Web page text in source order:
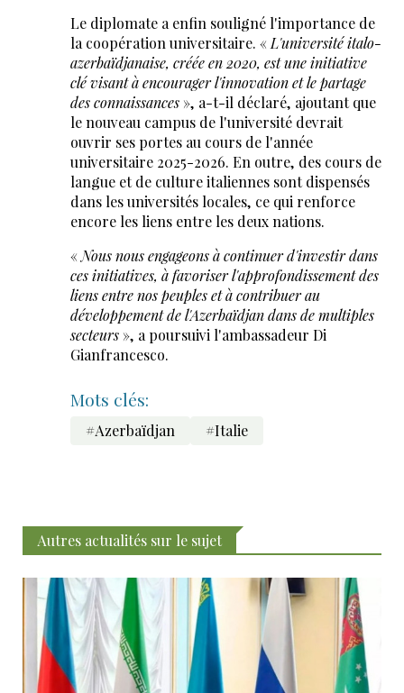
Le diplomate a enfin souligné l'importance de
la coopération universitaire. « L'université italo-
azerbaïdjanaise, créée en 2020, est une initiative
clé visant à encourager l'innovation et le partage
des connaissances», a-t-il déclaré, ajoutant que
le nouveau campus de l'université devrait
ouvrir ses portes au cours de l'année
universitaire 2025-2026. En outre, des cours de
langue et de culture italiennes sont dispensés
dans les universités locales, ce qui renforce
encore les liens entre les deux nations.
« Nous nous engageons à continuer d'investir dans
ces initiatives, à favoriser l'approfondissement des
liens entre nos peuples et à contribuer au
développement de l'Azerbaïdjan dans de multiples
secteurs», a poursuivi l'ambassadeur Di
Gianfrancesco.
Mots clés:
#Azerbaïdjan #Italie
Autres actualités sur le sujet